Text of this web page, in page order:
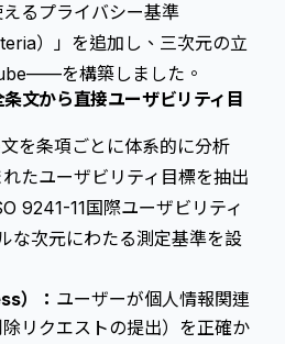
るプライバシー基準
）」を追加し、三次元の立
を構築しました。
文から直接ユーザビリティ目
を条項ごとに体系的に分析
たユーザビリティ目標を抽出
9241-11国際ユーザビリティ
な次元にわたる測定基準を設
）： ユーザーが個人情報関連
リクエストの提出）を正確か